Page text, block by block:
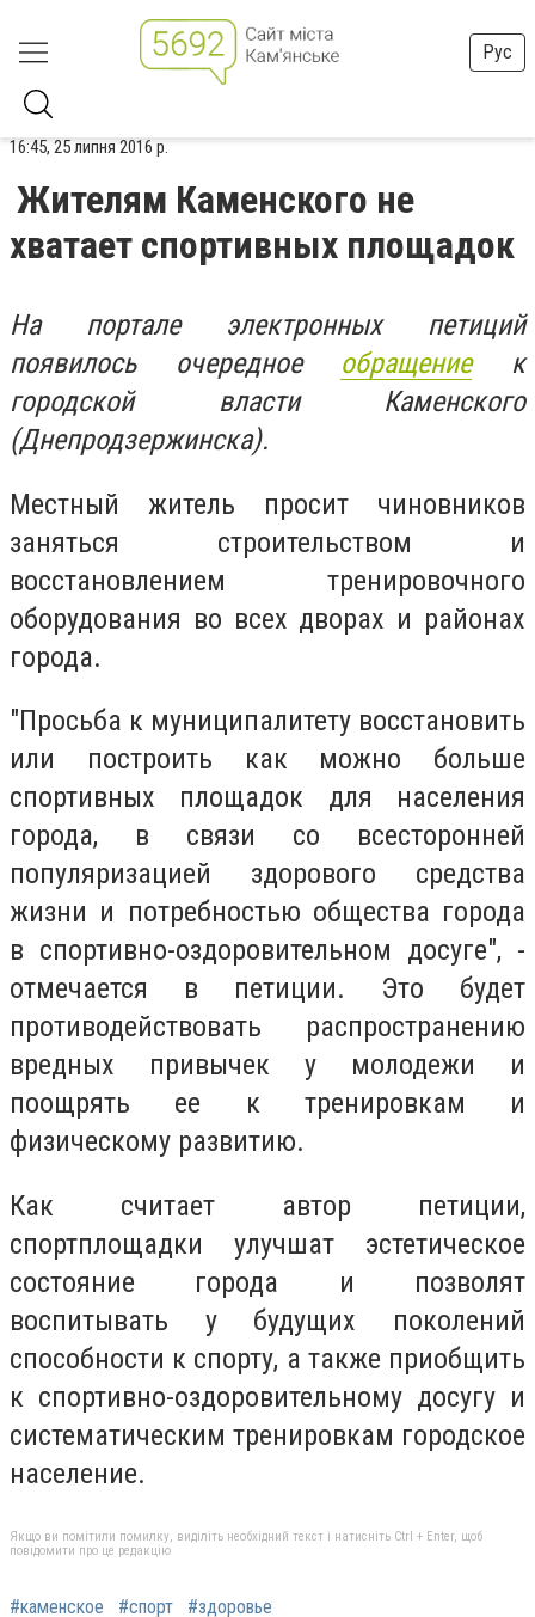
Рус
16:45, 25 липня 2016 р.
Жителям Каменского не
хватает спортивных площадок
На портале электронных петиций
появилось очередное обращениек
городской власти Каменского
(Днепродзержинска).
Местный житель просит чиновников
заняться строительством и
восстановлением тренировочного
оборудования во всех дворах и районах
города.
"Просьба к муниципалитету восстановить
или построить как можно больше
спортивных площадок для населения
города, в связи со всесторонней
популяризацией здорового средства
жизни и потребностью общества города
в спортивно-оздоровительном досуге", -
отмечается в петиции. Это будет
противодействовать распространению
вредных привычек у молодежи и
поощрять ее к тренировкам и
физическому развитию.
Как считает автор петиции,
спортплощадки улучшат эстетическое
состояние города и позволят
воспитывать у будущих поколений
способности к спорту, а также приобщить
к спортивно-оздоровительному досугу и
систематическим тренировкам городское
население.
Якщо ви помітили помилку, виділіть необхідний текст і натисніть Ctrl + Enter, щоб
повідомити про це редакцію
#каменское #спорт #здоровье